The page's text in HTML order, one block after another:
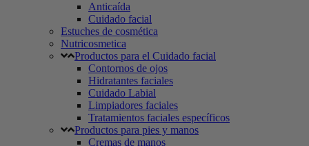
Anticaída
Cuidado facial
Estuches de cosmética
Nutricosmetica
Productos para el Cuidado facial
Contornos de ojos
Hidratantes faciales
Cuidado Labial
Limpiadores faciales
Tratamientos faciales específicos
Productos para pies y manos
Cremas de manos